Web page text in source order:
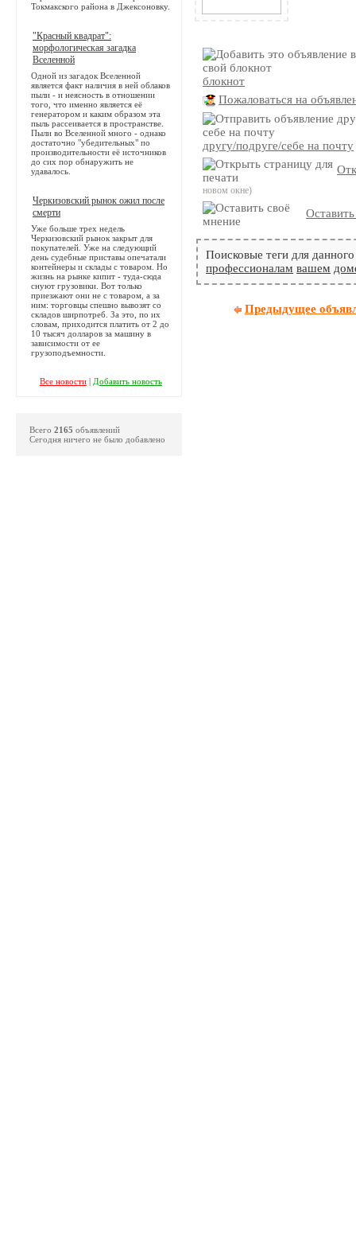
блокнот
Пожаловаться на
другу/подруге/себе на почту
новом окне)
Поисковые теги для
профессионалам вашем
Предыдущее
Токмакского района в Джексоновку.
"Красный квадрат":
морфологическая загадка
Вселенной
Одной из загадок Вселенной
является факт наличия в ней облаков
пыли - и неясность в отношении
того, что именно является её
генератором и каким образом эта
пыль рассеивается в пространстве.
Пыли во Вселенной много - однако
достаточно "убедительных" по
производительности её источников
до сих пор обнаружить не
удавалось.
Черкизовский рынок ожил после
смерти
Уже больше трех недель
Черкизовский рынок закрыт для
покупателей. Уже на следующий
день судебные приставы опечатали
контейнеры и склады с товаром. Но
жизнь на рынке кипит - туда-сюда
снуют грузовики. Вот только
приезжают они не с товаром, а за
ним: торговцы спешно вывозят со
складов ширпотреб. За это, по их
словам, приходится платить от 2 до
10 тысяч долларов за машину в
зависимости от ее
грузоподъемности.
Все новости| Добавить новость
Всего 2165 объявлений
Сегодня ничего не было добавлено